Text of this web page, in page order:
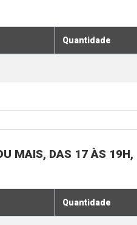
Quantidade
MAIS, DAS 17 ÀS 19H,
Quantidade